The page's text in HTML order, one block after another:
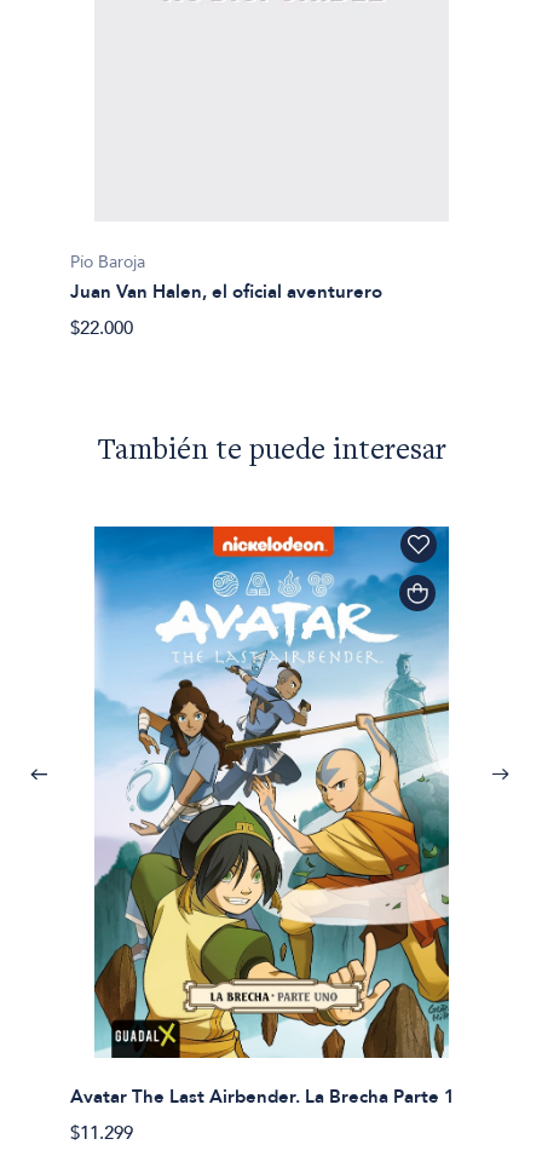
Pío Baroja
Juan Van Halen, el oficial aventurero
$22.000
También te puede interesar
Avatar The Last Airbender. La Brecha Parte 1
$11.299